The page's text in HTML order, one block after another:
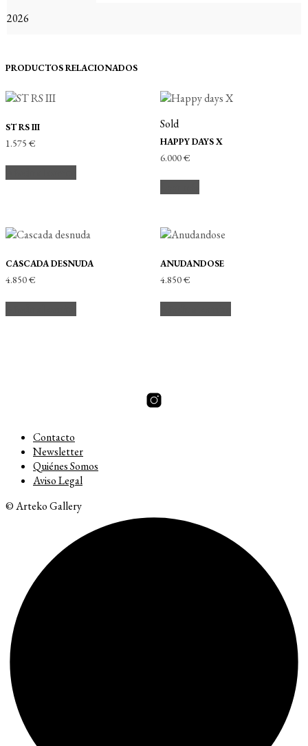
2026
PRODUCTOS RELACIONADOS
ST RS III
1.575€
Sold
HAPPY DAYS X
6.000€
CASCADA DESNUDA
4.850€
ANUDANDOSE
4.850€
Contacto
Newsletter
Quiénes Somos
Aviso Legal
© Arteko Gallery